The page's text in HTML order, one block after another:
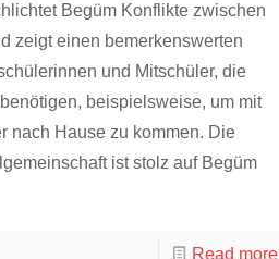
Begüm Konflikte zwischen
zeigt einen bemerkenswerten
und Mitschüler, die
beispielsweise, um mit
nach Hause zu kommen. Die
ist stolz auf Begüm
Read more